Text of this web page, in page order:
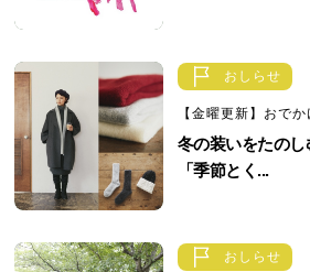
おしらせ
【金曜更新】おで
冬の装いをたの
「季節とく...
おしらせ